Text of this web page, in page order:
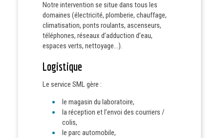
Notre intervention se situe dans tous les
domaines (électricité, plomberie, chauffage,
climatisation, ponts roulants, ascenseurs,
téléphones, réseaux d’adduction d’eau,
espaces verts, nettoyage…).
Logistique
Le service SML gère :
le magasin du laboratoire,
la réception et l’envoi des courriers /
colis,
le parc automobile,